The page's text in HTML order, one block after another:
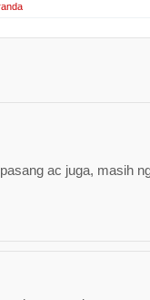
ac juga, masih